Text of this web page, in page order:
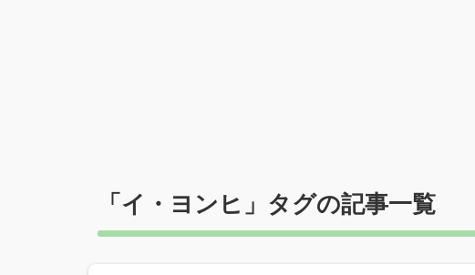
「 イ・ヨンヒ 」タグの記事一覧